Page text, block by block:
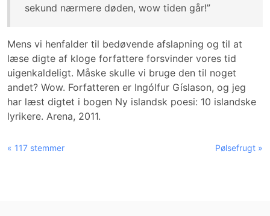
sekund nærmere døden, wow tiden går!”
Mens vi henfalder til bedøvende afslapning og til at
læse digte af kloge forfattere forsvinder vores tid
uigenkaldeligt. Måske skulle vi bruge den til noget
andet? Wow. Forfatteren er Ingólfur Gíslason, og jeg
har læst digtet i bogen Ny islandsk poesi: 10 islandske
lyrikere. Arena, 2011.
« 117 stemmer Pølsefrugt »